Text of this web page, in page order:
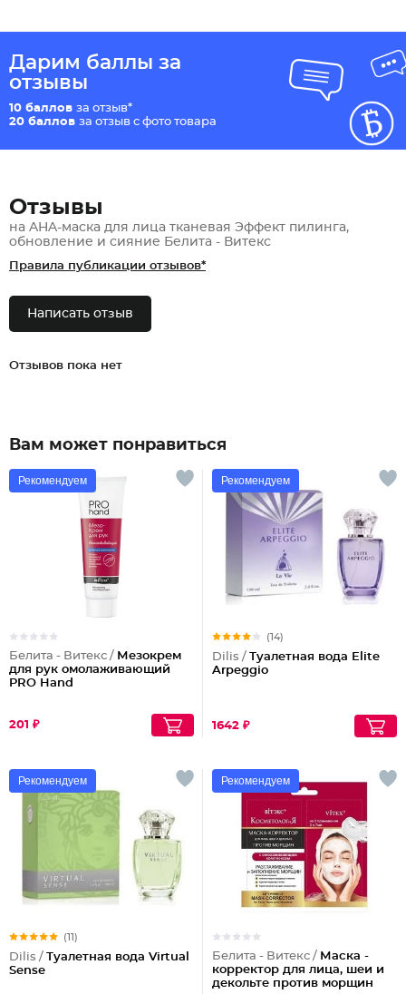
Дарим баллы за
отзывы
10 баллов за отзыв*
20 баллов за отзыв с фото товара
Отзывы
на AHA-маска для лица тканевая Эффект пилинга,
обновление и сияние Белита - Витекс
Правила публикации отзывов*
Написать отзыв
Отзывов пока нет
Вам может понравиться
Рекомендуем
Белита - Витекс / Мезокрем
для рук омолаживающий
PRO Hand
201 ₽
Рекомендуем
(14)
Dilis / Туалетная вода Elite
Arpeggio
1642 ₽
Рекомендуем
(11)
Dilis / Туалетная вода Virtual
Sense
Рекомендуем
Белита - Витекс / Маска -
корректор для лица, шеи и
декольте против морщин